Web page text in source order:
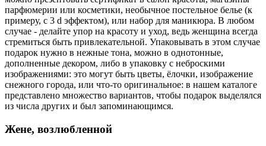
парфюмерии или косметики, необычное постельное белье (к
примеру, с 3 d эффектом), или набор для маникюра. В любом
случае - делайте упор на красоту и уход, ведь женщина всегда
стремиться быть привлекательной. Упаковывать в этом случае
подарок нужно в нежные тона, можно в однотонные,
дополненные декором, либо в упаковку с неброскими
изображениями: это могут быть цветы, ёлочки, изображение
снежного города, или что-то оригинальное: в нашем каталоге
представлено множество вариантов, чтобы подарок выделялся
из числа других и был запоминающимся.
Жене, возлюбленной